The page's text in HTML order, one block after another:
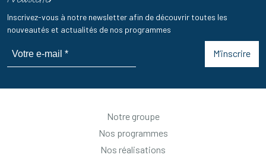
Inscrivez-vous à notre newsletter afin de découvrir toutes les
nouveautés et actualités de nos programmes
M’inscrire
Notre groupe
Nos programmes
Nos réalisations